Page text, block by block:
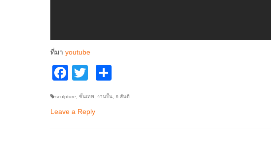
ที่มา youtube
Facebook
Twitter
sculpture ขั้นเทพ งานปั้น อ.สันติ
Leave a Reply